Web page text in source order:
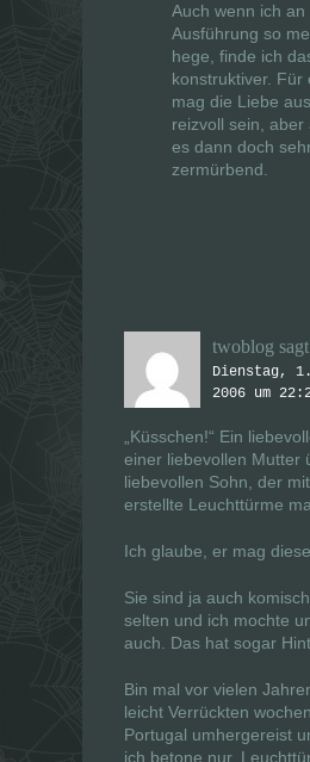
Auch wenn ich an
Ausführung so
hege, finde ich
konstruktiver. Für
mag die Liebe
reizvoll sein, aber
es dann doch
zermürbend.
twoblog
Dienstag,
2006 um
„Küsschen!“ Ein
einer liebevollen Mutter
liebevollen Sohn, der
erstellte Leuchttürme
Ich glaube, er mag
Sie sind ja auch
selten und ich mochte
auch. Das hat sogar
Bin mal vor vielen
leicht Verrückten
Portugal umhergereist
ich betone nur,